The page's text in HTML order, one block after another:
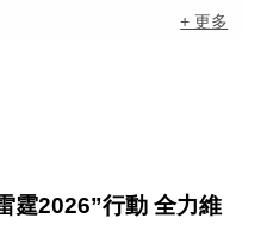
+ 更多
霆2026”行動 全力維